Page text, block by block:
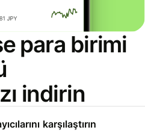
para birimi
indirin
karşılaştırın